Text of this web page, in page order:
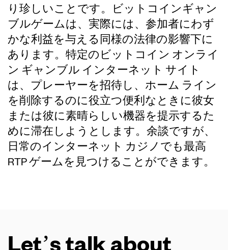
り珍しいことです。ビットコインギャン
ブルゲームは、実際には、参加者にわず
かな利益を与える同様の法律の影響下に
あります。特定のビットコイン オンライ
ン ギャンブル インターネット サイト
は、プレーヤーを招待し、ホーム ライン
を削除するのに役立つ便利なときに彼女
または彼に素晴らしい機器を提示するた
めに滞在しようとします。余談ですが、
日常のインターネット カジノでも最高
RTP ゲームを見つけることができます。
Let’s talk about